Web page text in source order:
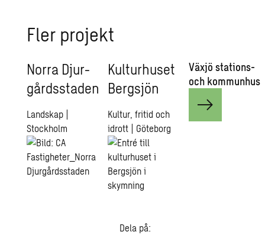
Fler pro­jekt
Norra Djur­
gårds­sta­den
Landskap
Stockholm
Kul­tur­hu­set
Berg­sjön
Kultur, fritid och
idrott
Göteborg
Växjö sta­tions-
och kom­mun­hus
Dela på: